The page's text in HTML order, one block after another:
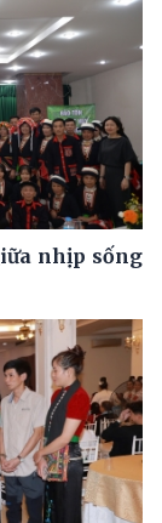
nhịp sống